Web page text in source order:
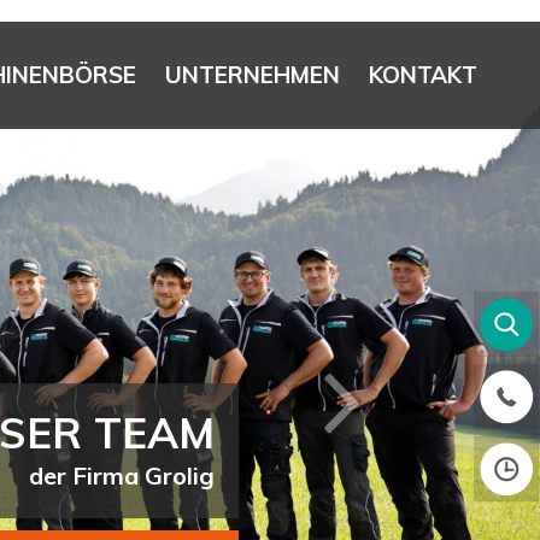
UNTERNEHMEN KONTAKT
TEAM
der Firma Grolig
M6-142
von Effizienz
MÄHEN
Automower
richtig zupackt!
bodenschonend